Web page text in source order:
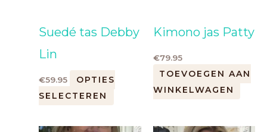
Suedé tas Debby
Lin
€59.95
OPTIES
SELECTEREN
Kimono jas Patty
€79.95
TOEVOEGEN AAN
WINKELWAGEN